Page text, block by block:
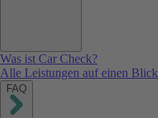
Was ist Car Check?
Alle Leistungen auf einen Blick
FAQ